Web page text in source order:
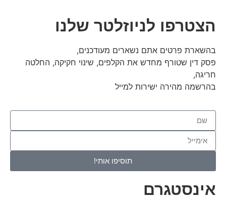
הצטרפו לניוזלטר שלנו
בהשארת פרטים אתם נשארים מעודכנים,
פסק דין שטורף מחדש את הקלפים, שינוי חקיקה, החלטה
חריגה,
בהרשמה מהירה ישירות למייל
תוסיפו אותי!
אינסטגרם